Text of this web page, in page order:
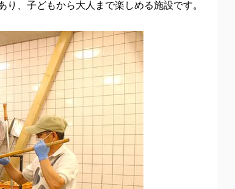
、子どもから大人まで楽しめる施設です。